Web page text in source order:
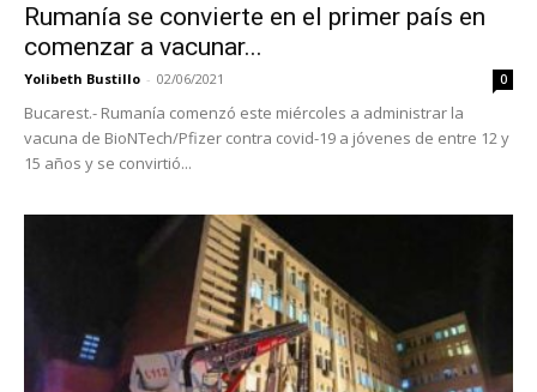
Rumanía se convierte en el primer país en
comenzar a vacunar...
Yolibeth Bustillo - 02/06/2021 0
Bucarest.- Rumanía comenzó este miércoles a administrar la
vacuna de BioNTech/Pfizer contra covid-19 a jóvenes de entre 12 y
15 años y se convirtió...